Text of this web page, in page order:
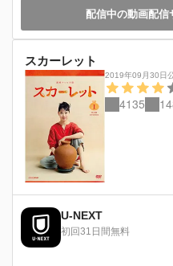
配信中の動画配信
スカーレット
2019年09月30日
4135
U-NEXT
初回31日間無料